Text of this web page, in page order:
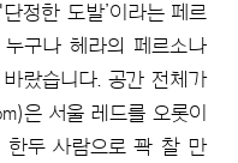
정한 도발’이라는 페르
구나 헤라의 페르소나
랐습니다. 공간 전체가
은 서울 레드를 오롯이
한두 사람으로 꽉 찰 만